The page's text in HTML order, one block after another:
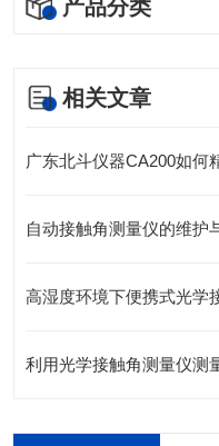
产品分类
相关文章
自动接触角测量仪的维护
高湿度环境下便携式光学
利用光学接触角测量仪测